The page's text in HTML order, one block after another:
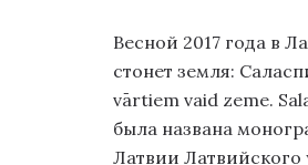
Весной 2017 года в
стонет земля:
vārtiem vaid zeme.
была названа
Латвии Латвийского